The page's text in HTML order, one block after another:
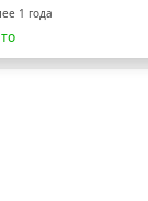
1 года